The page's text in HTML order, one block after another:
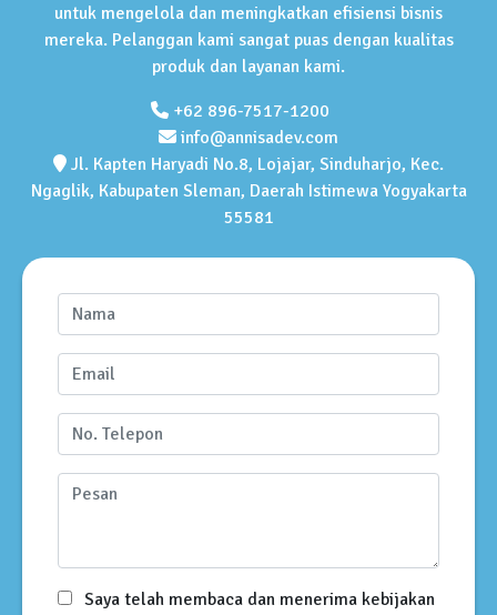
untuk mengelola dan meningkatkan efisiensi bisnis
mereka. Pelanggan kami sangat puas dengan kualitas
produk dan layanan kami.
+62 896-7517-1200
info@annisadev.com
Jl. Kapten Haryadi No.8, Lojajar, Sinduharjo, Kec.
Ngaglik, Kabupaten Sleman, Daerah Istimewa Yogyakarta
55581
Saya telah membaca dan menerima kebijakan